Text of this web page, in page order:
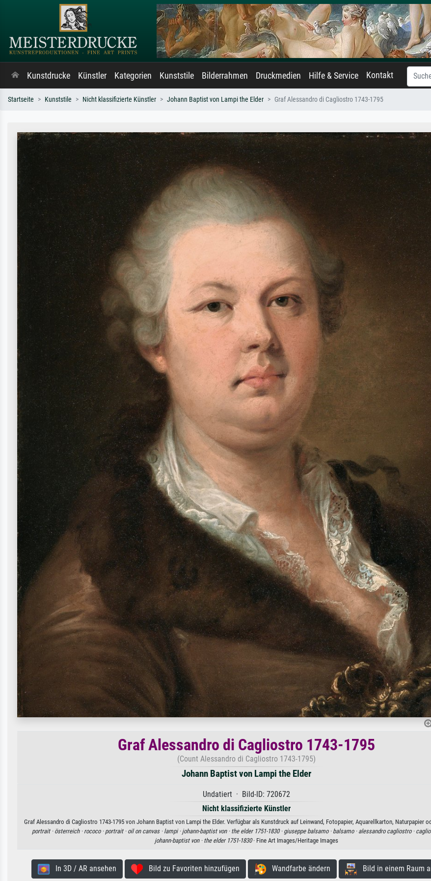
Kunstdrucke Künstler Kategorien Kunststile Bilderrahmen Druckmedien Hilfe & Service Kontakt
Startseite Kunststile Nicht klassifizierte Künstler Johann Baptist von Lampi the Elder Graf Alessandro di Cagliostro 1743-1795
Graf Alessandro di Cagliostro 1743-1795
(Count Alessandro di Cagliostro 1743-1795)
Johann Baptist von Lampi the Elder
Undatiert · Bild-ID: 720672
Nicht klassifizierte Künstler
Graf Alessandro di Cagliostro 1743-1795 von Johann Baptist von Lampi the Elder. Verfügbar als Kunstdruck auf Leinwand, Fotopapier, Aquarellkarton, Naturpapier
portrait · österreich · rococo · portrait · oil on canvas · lampi · johann-baptist von · the elder 1751-1830 · giuseppe balsamo · balsamo · alessandro cagliostro ·
johann-baptist von · the elder 1751-1830· Fine Art Images/Heritage Images
In 3D / AR ansehen Bild zu Favoriten hinzufügen Wandfarbe ändern Bild in einem Raum